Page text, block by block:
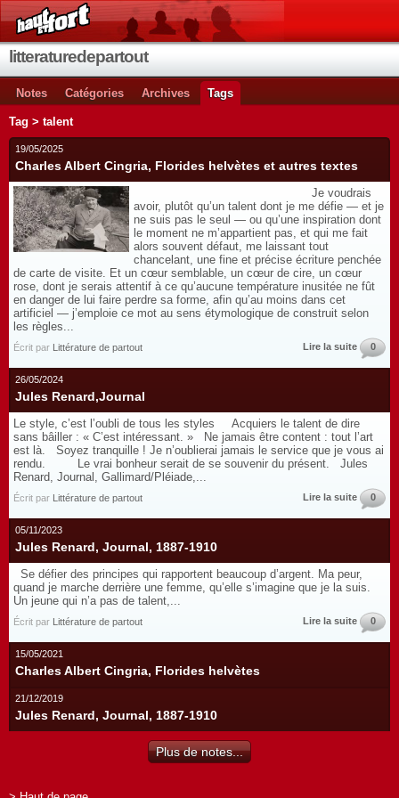
litteraturedepartout
Notes Catégories Archives Tags
Tag > talent
19/05/2025
Charles Albert Cingria, Florides helvètes et autres textes
Je voudrais
avoir, plutôt qu’un talent dont je me défie — et je
ne suis pas le seul — ou qu’une inspiration dont
le moment ne m’appartient pas, et qui me fait
alors souvent défaut, me laissant tout
chancelant, une fine et précise écriture penchée
de carte de visite. Et un cœur semblable, un cœur de cire, un cœur
rose, dont je serais attentif à ce qu’aucune température inusitée ne fût
en danger de lui faire perdre sa forme, afin qu’au moins dans cet
artificiel — j’emploie ce mot au sens étymologique de construit selon
les règles...
Écrit par Littérature de partout Lire la suite 0
26/05/2024
Jules Renard,Journal
Le style, c’est l’oubli de tous les styles Acquiers le talent de dire
sans bâiller : « C’est intéressant. » Ne jamais être content : tout l’art
est là. Soyez tranquille ! Je n’oublierai jamais le service que je vous ai
rendu. Le vrai bonheur serait de se souvenir du présent. Jules
Renard, Journal, Gallimard/Pléiade,...
Écrit par Littérature de partout Lire la suite 0
05/11/2023
Jules Renard, Journal, 1887-1910
Se défier des principes qui rapportent beaucoup d’argent. Ma peur,
quand je marche derrière une femme, qu’elle s’imagine que je la suis.
Un jeune qui n’a pas de talent,...
Écrit par Littérature de partout Lire la suite 0
15/05/2021
Charles Albert Cingria, Florides helvètes
21/12/2019
Jules Renard, Journal, 1887-1910
Plus de notes...